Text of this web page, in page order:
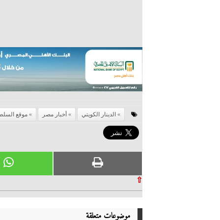
الدينار الكويتي أخبار مصر موقع
⇧
موضوعات متعلقة